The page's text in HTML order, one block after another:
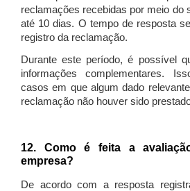
reclamações recebidas por meio do
até 10 dias. O tempo de resposta
registro da reclamação.
Durante este período, é possível
informações complementares.
casos em que algum dado
reclamação não houver sido
12. Como é feita a
empresa?
De acordo com a resposta